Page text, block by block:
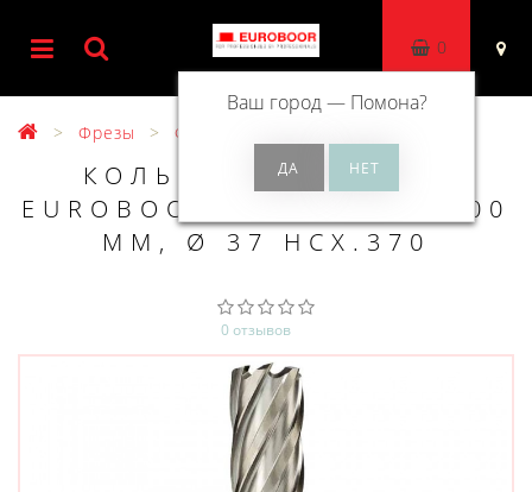
Ваш город — Помона?
0
Фрезы Фрезы HSS 100 мм
КОЛЬЦЕВОЕ СВЕРЛО
EUROBOOR HSS ДЛИНА 100
ММ, Ø 37 HCX.370
0 отзывов